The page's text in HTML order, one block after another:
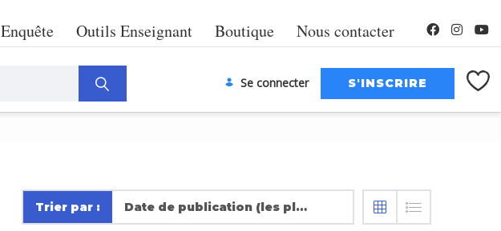
Enquête Outils Enseignant Boutique Nous contacter
Se connecter
Trier par : Date de publication (les plus récentes en premier)